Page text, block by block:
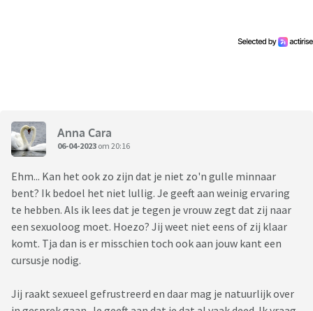
De hoeveelheid seks is tijdens de relatie alleen maar
de zin bij haar was er gewoonweg niet. Moe? Last van haar
maandstonden? Gewoon geen zin... Het waren vaak vage
antwoorden als ik haar vroeg wat het probleem is.
Tijdens bepaalde periodes in onze relatie heb ik er mij dan
ook soms gewoon bij neergelegd dat dit normaal is en dat ik
haar ook niet kan dwingen om seks te hebben.
Niet dat ik het probleem niet heb aangekaart... Goh... ik kan
het niet meer bijhouden hoe vaak ik erover ben begonnen
dat dit voor mij soms niet leefbaar is en dat ik seksueel
doodgefrustreerd ben.
Anna Cara
06-04-2023 om 20:16
Ehm... Kan het ook zo zijn dat je niet zo'n gulle minnaar
bent? Ik bedoel het niet lullig. Je geeft aan weinig ervaring
te hebben. Als ik lees dat je tegen je vrouw zegt dat zij naar
een sexuoloog moet. Hoezo? Jij weet niet eens of zij klaar
komt. Tja dan is er misschien toch ook aan jouw kant een
cursusje nodig.
Jij raakt sexueel gefrustreerd en daar mag je natuurlijk over